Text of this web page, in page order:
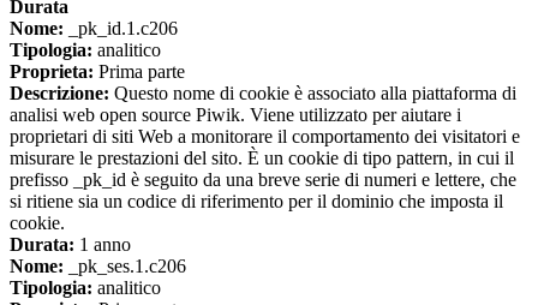
Durata
Nome: _pk_id.1.c206
Tipologia: analitico
Proprieta: Prima parte
Descrizione: Questo nome di cookie è associato alla piattaforma di
analisi web open source Piwik. Viene utilizzato per aiutare i
proprietari di siti Web a monitorare il comportamento dei visitatori e
misurare le prestazioni del sito. È un cookie di tipo pattern, in cui il
prefisso _pk_id è seguito da una breve serie di numeri e lettere, che
si ritiene sia un codice di riferimento per il dominio che imposta il
cookie.
Durata: 1 anno
Nome: _pk_ses.1.c206
Tipologia: analitico